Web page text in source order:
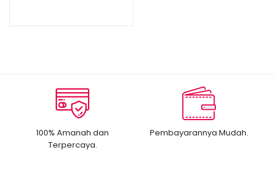
100% Amanah dan
Terpercaya.
Pembayarannya Mudah.